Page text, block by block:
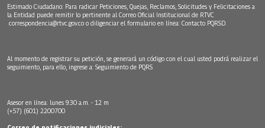
Estimado Ciudadano: Para radicar Peticiones, Quejas, Reclamos, Solicitudes y Felicitaciones a
la Entidad puede remitir lo pertinente al Correo Oficial Institucional de RTVC
correspondencia@rtvc.gov.co o diligenciar el formulario en línea: Contacto PQRSD.
Al momento de registrar su petición, se generará un código con el cual usted podrá realizar el
seguimiento, para ello, ingrese a: Seguimiento de PQRS
Asesor en línea: lunes 9:30 a.m. - 12 m
(+57) (601) 2200700